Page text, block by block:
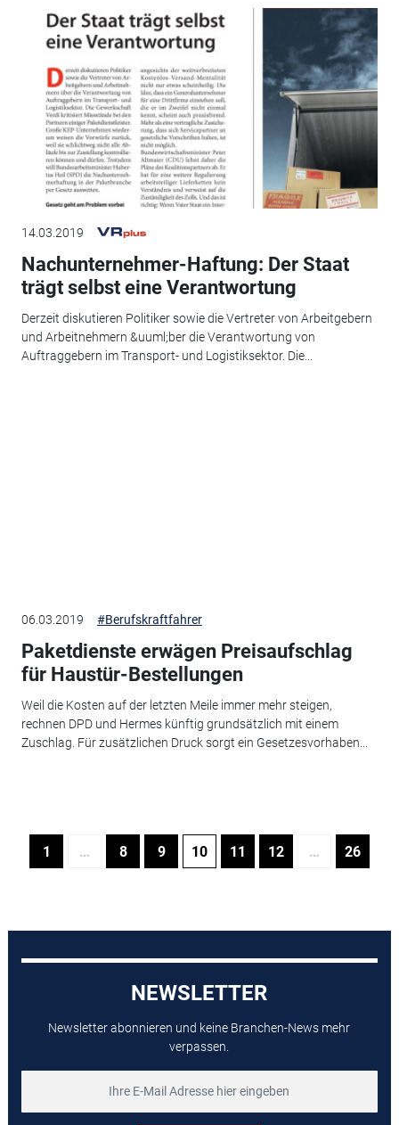
14.03.2019
Nachunternehmer-Haftung: Der Staat
trägt selbst eine Verantwortung
Derzeit diskutieren Politiker sowie die Vertreter von Arbeitgebern
und Arbeitnehmern &uuml;ber die Verantwortung von
Auftraggebern im Transport- und Logistiksektor. Die...
06.03.2019 #Berufskraftfahrer
Paketdienste erwägen Preisaufschlag
für Haustür-Bestellungen
Weil die Kosten auf der letzten Meile immer mehr steigen,
rechnen DPD und Hermes künftig grundsätzlich mit einem
Zuschlag. Für zusätzlichen Druck sorgt ein Gesetzesvorhaben...
1 … 8 9 10 11 12 … 26
NEWSLETTER
Newsletter abonnieren und keine Branchen-News mehr
verpassen.